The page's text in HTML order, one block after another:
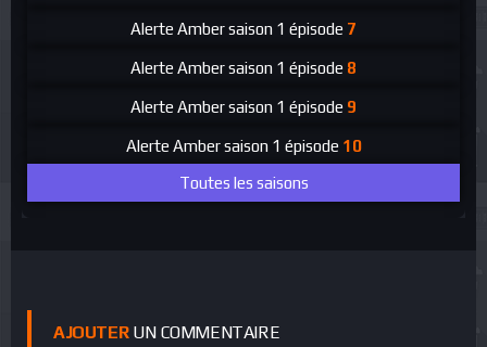
Alerte Ambersaison 1 épisode 7
Alerte Ambersaison 1 épisode 8
Alerte Ambersaison 1 épisode 9
Alerte Amber saison 1 épisode 10
Toutes les saisons
AJOUTERUN COMMENTAIRE